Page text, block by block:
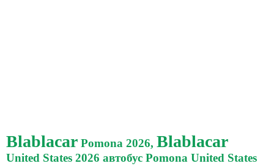
Blablacar Pomona 2026, Blablacar
United States 2026 автобус Pomona United States